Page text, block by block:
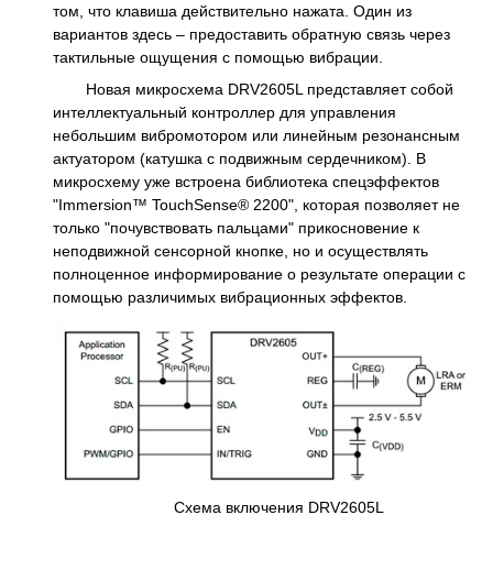
том, что клавиша действительно нажата. Один из
вариантов здесь – предоставить обратную связь через
тактильные ощущения с помощью вибрации.
Новая микросхема DRV2605L представляет собой
интеллектуальный контроллер для управления
небольшим вибромотором или линейным резонансным
актуатором (катушка с подвижным сердечником). В
микросхему уже встроена библиотека спецэффектов
"Immersion™ TouchSense® 2200", которая позволяет не
только "почувствовать пальцами" прикосновение к
неподвижной сенсорной кнопке, но и осуществлять
полноценное информирование о результате операции с
помощью различимых вибрационных эффектов.
Схема включения DRV2605L